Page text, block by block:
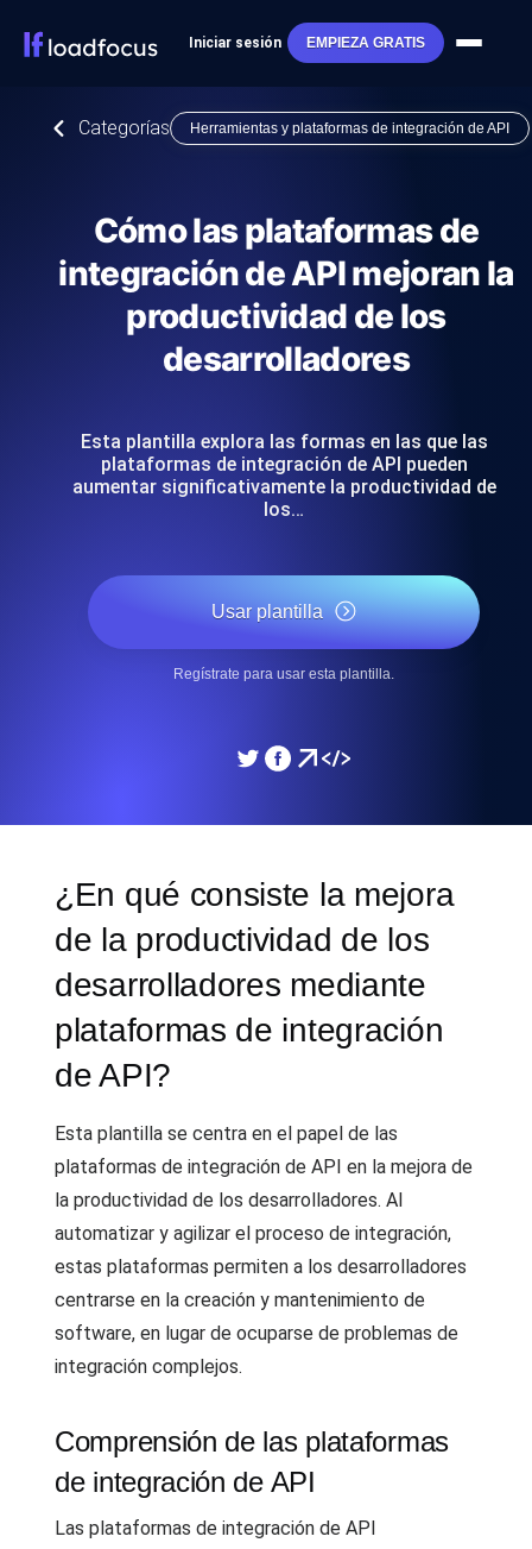
Iniciar sesión EMPIEZA GRATIS
Categorías Herramientas y plataformas de integración de API
Cómo las plataformas de
integración de API mejoran la
productividad de los
desarrolladores
Esta plantilla explora las formas en las que las
plataformas de integración de API pueden
aumentar significativamente la productividad de
los…
Usar plantilla
Regístrate para usar esta plantilla.
¿En qué consiste la mejora
de la productividad de los
desarrolladores mediante
plataformas de integración
de API?
Esta plantilla se centra en el papel de las
plataformas de integración de API en la mejora de
la productividad de los desarrolladores. Al
automatizar y agilizar el proceso de integración,
estas plataformas permiten a los desarrolladores
centrarse en la creación y mantenimiento de
software, en lugar de ocuparse de problemas de
integración complejos.
Comprensión de las plataformas
de integración de API
Las plataformas de integración de API